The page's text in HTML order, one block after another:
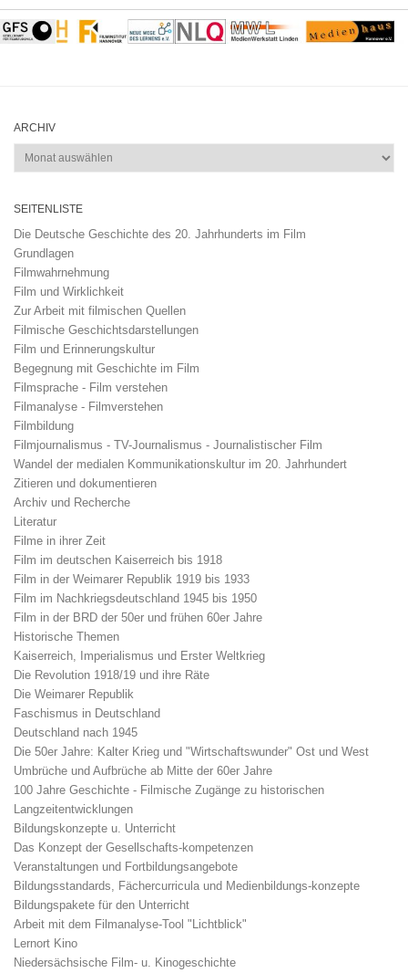
ARCHIV
Archiv
SEITENLISTE
Die Deutsche Geschichte des 20. Jahrhunderts im Film
Grundlagen
Filmwahrnehmung
Film und Wirklichkeit
Zur Arbeit mit filmischen Quellen
Filmische Geschichtsdarstellungen
Film und Erinnerungskultur
Begegnung mit Geschichte im Film
Filmsprache - Film verstehen
Filmanalyse - Filmverstehen
Filmbildung
Filmjournalismus - TV-Journalismus - Journalistischer Film
Wandel der medialen Kommunikationskultur im 20. Jahrhundert
Zitieren und dokumentieren
Archiv und Recherche
Literatur
Filme in ihrer Zeit
Film im deutschen Kaiserreich bis 1918
Film in der Weimarer Republik 1919 bis 1933
Film im Nachkriegsdeutschland 1945 bis 1950
Film in der BRD der 50er und frühen 60er Jahre
Historische Themen
Kaiserreich, Imperialismus und Erster Weltkrieg
Die Revolution 1918/19 und ihre Räte
Die Weimarer Republik
Faschismus in Deutschland
Deutschland nach 1945
Die 50er Jahre: Kalter Krieg und "Wirtschaftswunder" Ost und West
Umbrüche und Aufbrüche ab Mitte der 60er Jahre
100 Jahre Geschichte - Filmische Zugänge zu historischen
Langzeitentwicklungen
Bildungskonzepte u. Unterricht
Das Konzept der Gesellschafts-kompetenzen
Veranstaltungen und Fortbildungsangebote
Bildungsstandards, Fächercurricula und Medienbildungs-konzepte
Bildungspakete für den Unterricht
Arbeit mit dem Filmanalyse-Tool "Lichtblick"
Lernort Kino
Niedersächsische Film- u. Kinogeschichte